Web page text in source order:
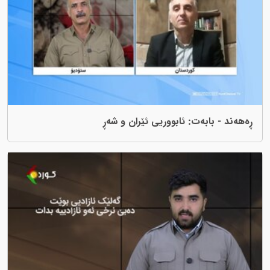
ئابووریی ئێران و شەڕ